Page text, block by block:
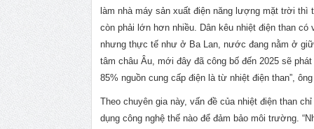
làm nhà máy sản xuất điện năng lượng mặt trời thì
còn phải lớn hơn nhiều. Dân kêu nhiệt điện than có
nhưng thực tế như ở Ba Lan, nước đang nằm ở
tâm châu Âu, mới đây đã công bố đến 2025 sẽ
85% nguồn cung cấp điện là từ nhiệt điện than”,
Theo chuyên gia này, vấn đề của nhiệt điện than chỉ
dụng công nghệ thế nào để đảm bảo môi trường.